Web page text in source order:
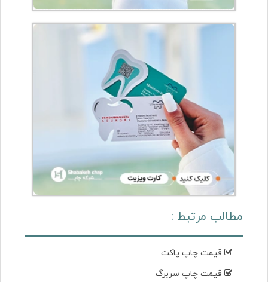
مطالب مرتبط :
قیمت چاپ پاکت
قیمت چاپ سربرگ